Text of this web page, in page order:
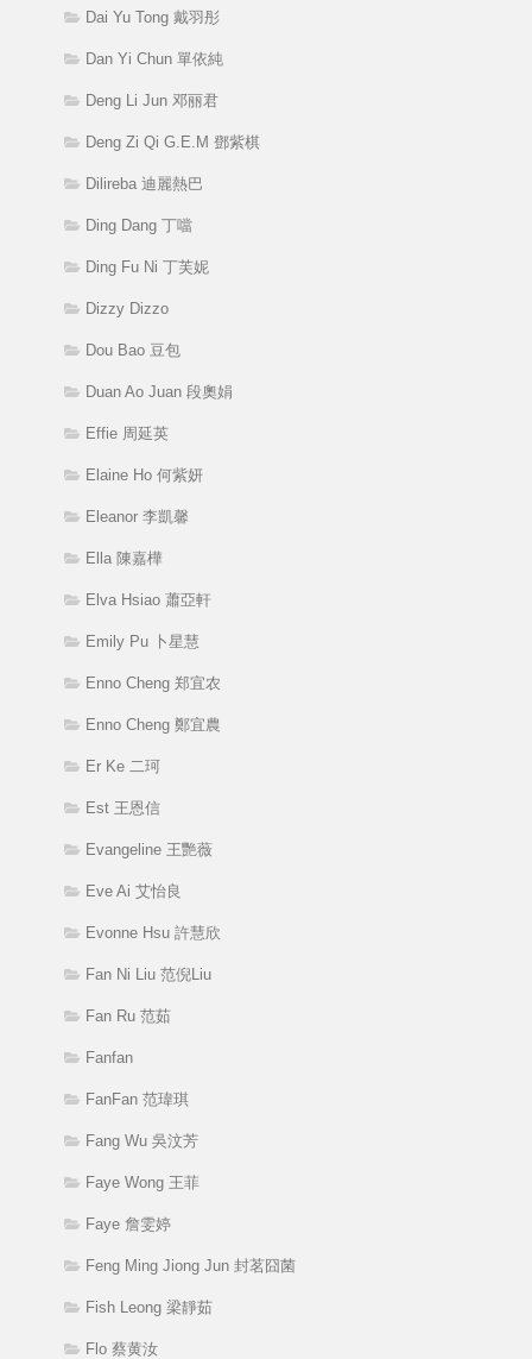
Dai Yu Tong 戴羽彤
Dan Yi Chun 單依純
Deng Li Jun 邓丽君
Deng Zi Qi G.E.M 鄧紫棋
Dilireba 迪麗熱巴
Ding Dang 丁噹
Ding Fu Ni 丁芙妮
Dizzy Dizzo
Dou Bao 豆包
Duan Ao Juan 段奧娟
Effie 周延英
Elaine Ho 何紫妍
Eleanor 李凱馨
Ella 陳嘉樺
Elva Hsiao 蕭亞軒
Emily Pu 卜星慧
Enno Cheng 郑宜农
Enno Cheng 鄭宜農
Er Ke 二珂
Est 王恩信
Evangeline 王艷薇
Eve Ai 艾怡良
Evonne Hsu 許慧欣
Fan Ni Liu 范倪Liu
Fan Ru 范茹
Fanfan
FanFan 范瑋琪
Fang Wu 吳汶芳
Faye Wong 王菲
Faye 詹雯婷
Feng Ming Jiong Jun 封茗囧菌
Fish Leong 梁靜茹
Flo 蔡黄汝